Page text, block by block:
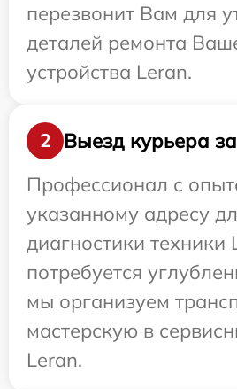
перезвонит Вам для
деталей ремонта
устройства Leran.
2
Выезд курьера
Профессионал с
указанному адресу
диагностики техники
потребуется
мы организуем
мастерскую в
Leran.